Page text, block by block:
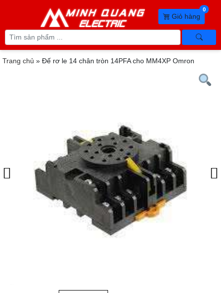
Giỏ hàng
0
Trang chủ » Đế rơ le 14 chân tròn 14PFA cho MM4XP Omron